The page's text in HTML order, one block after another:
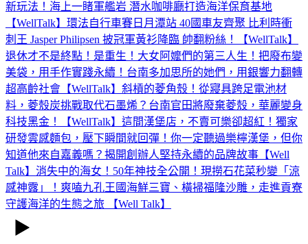
新玩法！海上一睹軍艦岩 潛水咖啡廳打造海洋保育基地
【WellTalk】 環法自行車賽日月潭站 40國車友齊聚 比利時衝
刺王 Jasper Philipsen 披冠軍黃衫降臨 帥翻粉絲！【WellTalk】
退休才不是終點！是重生！大女阿嬤們的第三人生！把廢布變
美袋，用手作實踐永續！台南多加思所的她們，用銀響力翻轉
超高齡社會【WellTalk】 斜槓的菱角殼！從寢具跨足電池材
料，菱殼炭挑戰取代石墨烯？台南官田將廢棄菱殼，華麗變身
科技黑金！【WellTalk】 這間漢堡店，不賣可樂卻超紅！獨家
研發雲感麵包，壓下瞬間就回彈！你一定聽過樂檸漢堡，但你
知道他來自嘉義嗎？揭開創辦人堅持永續的品牌故事【Well
Talk】 消失中的海女！50年神技全公開！現撈石花菜秒變「涼
感神露」！爽嗑九孔王國海鮮三寶、橫掃福隆沙雕，走進貢寮
守護海洋的生態之旅 【Well Talk】